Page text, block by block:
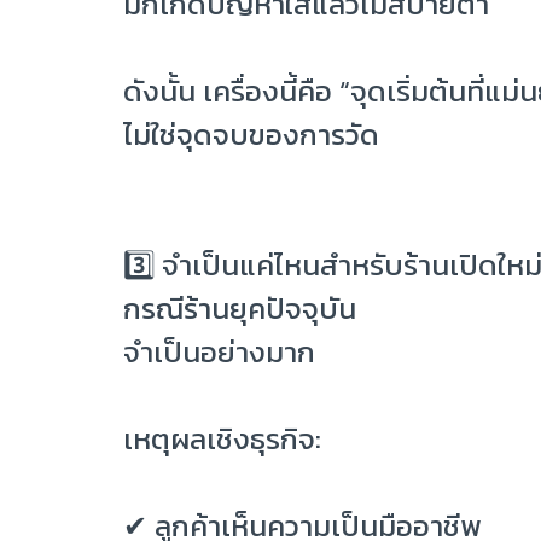
ดังนั้น เครื่องนี้คือ “จุดเริ่มต้นที่แม่น
ไม่ใช่จุดจบของการวัด
3️⃣ จำเป็นแค่ไหนสำหรับร้านเปิดให
กรณีร้านยุคปัจจุบัน
จำเป็นอย่างมาก
เหตุผลเชิงธุรกิจ:
✔ ลูกค้าเห็นความเป็นมืออาชีพ